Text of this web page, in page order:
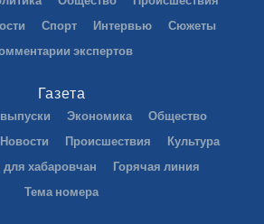
Спорт Интервью
Сюжеты
экспертов
Газета
Экономика
Общество
Новости Происшествия
Культура
хабаровчан
Горячая линия
Тема номера